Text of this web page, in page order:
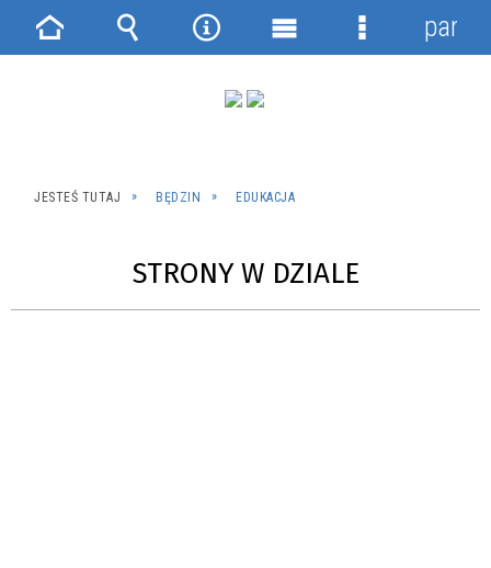
JESTEŚ TUTAJ BĘDZIN EDUKACJA
STRONY W DZIALE
Strona Wyszukiwarka
NarzędziaMenu
Menu
panel